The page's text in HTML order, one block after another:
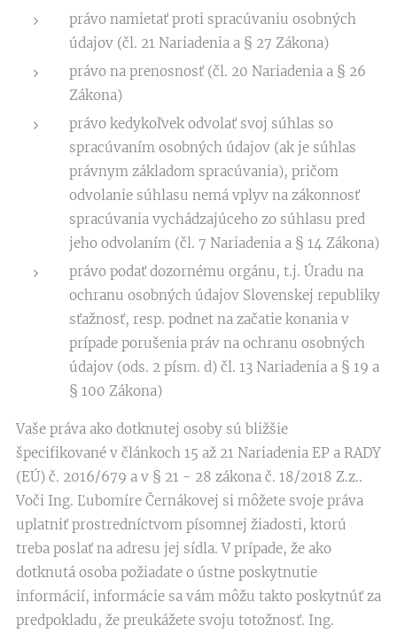
právo namietať proti spracúvaniu osobných
údajov (čl. 21 Nariadenia a § 27 Zákona)
právo na prenosnosť (čl. 20 Nariadenia a § 26
Zákona)
právo kedykoľvek odvolať svoj súhlas so
spracúvaním osobných údajov (ak je súhlas
právnym základom spracúvania), pričom
odvolanie súhlasu nemá vplyv na zákonnosť
spracúvania vychádzajúceho zo súhlasu pred
jeho odvolaním (čl. 7 Nariadenia a § 14 Zákona)
právo podať dozornému orgánu, t.j. Úradu na
ochranu osobných údajov Slovenskej republiky
sťažnosť, resp. podnet na začatie konania v
prípade porušenia práv na ochranu osobných
údajov (ods. 2 písm. d) čl. 13 Nariadenia a § 19 a
§ 100 Zákona)
Vaše práva ako dotknutej osoby sú bližšie
špecifikované v článkoch 15 až 21 Nariadenia EP a RADY
(EÚ) č. 2016/679 a v § 21 - 28 zákona č. 18/2018 Z.z..
Voči Ing. Ľubomíre Černákovej si môžete svoje práva
uplatniť prostredníctvom písomnej žiadosti, ktorú
treba poslať na adresu jej sídla. V prípade, že ako
dotknutá osoba požiadate o ústne poskytnutie
informácií, informácie sa vám môžu takto poskytnúť za
predpokladu, že preukážete svoju totožnosť. Ing.